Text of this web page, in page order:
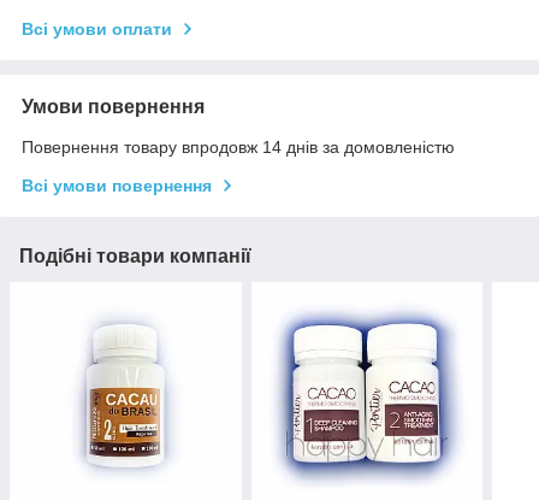
Всі умови оплати
Умови повернення
Повернення товару впродовж 14 днів за домовленістю
Всі умови повернення
Подібні товари компанії